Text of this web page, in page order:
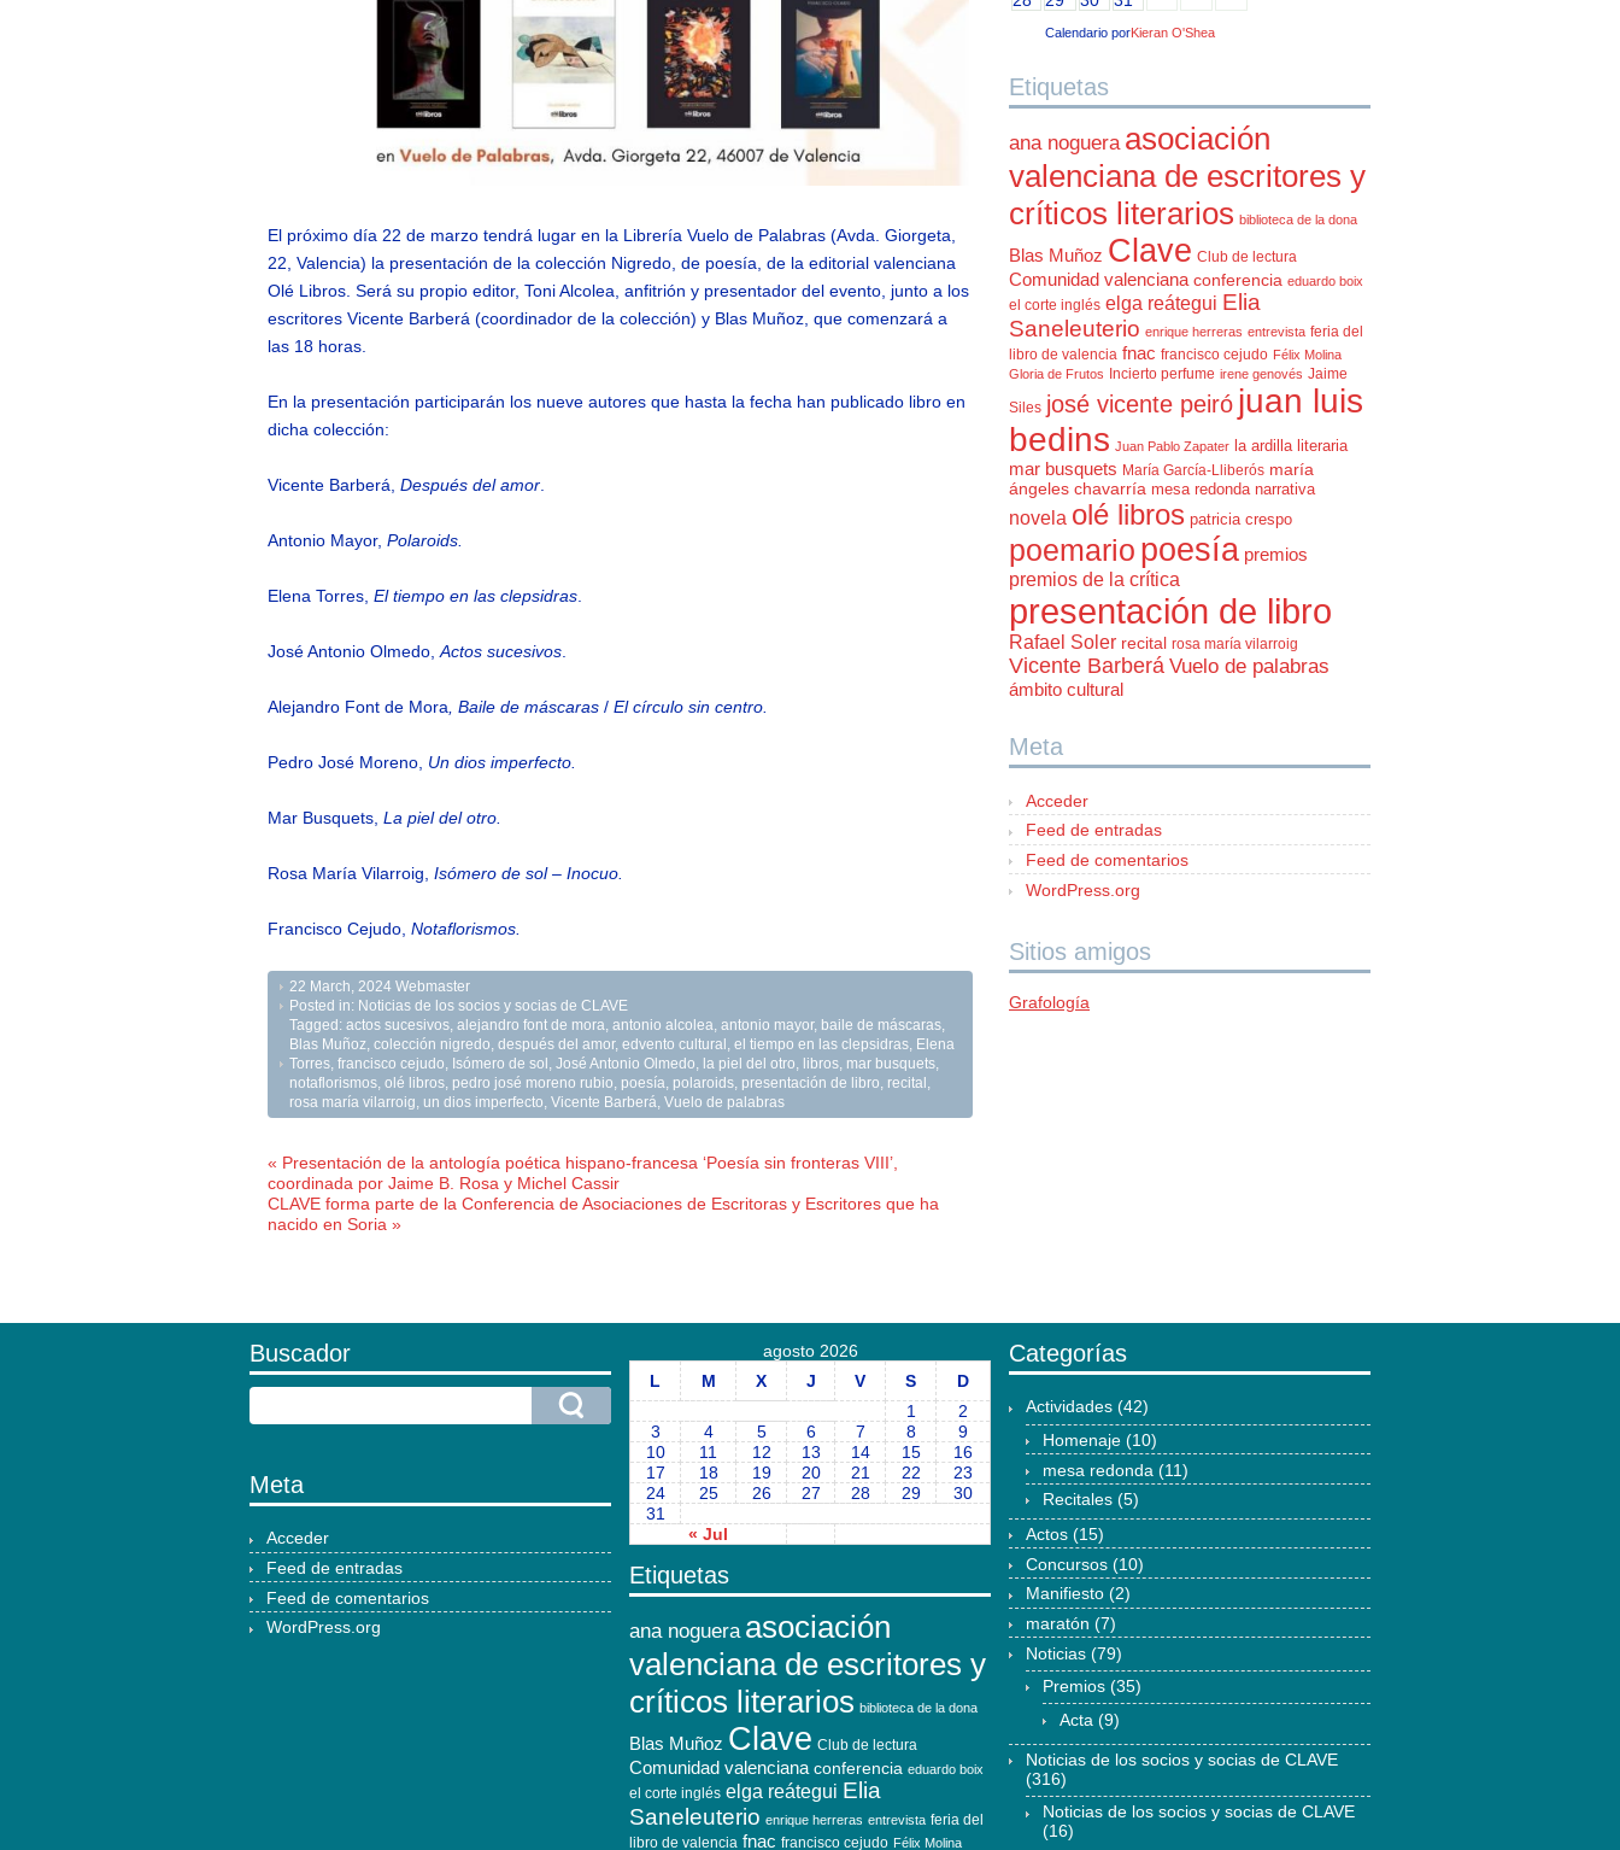
El próximo día 22 de marzo tendrá lugar en la Librería Vuelo de Palabras (Avda. Giorgeta,
22, Valencia) la presentación de la colección Nigredo, de poesía, de la editorial valenciana
Olé Libros. Será su propio editor, Toni Alcolea, anfitrión y presentador del evento, junto a los
escritores Vicente Barberá (coordinador de la colección) y Blas Muñoz, que comenzará a
las 18 horas.
En la presentación participarán los nueve autores que hasta la fecha han publicado libro en
dicha colección:
Vicente Barberá, Después del amor
Antonio Mayor, Polaroids.
Elena Torres, El tiempo en las clepsidras
José Antonio Olmedo, Actos sucesivos
Alejandro Font de Mora , Baile de máscaras / El círculo sin centro.
Pedro José Moreno, Un dios imperfecto.
Mar Busquets, La piel del otro.
Rosa María Vilarroig, Isómero de sol – Inocuo.
Francisco Cejudo, Notaflorismos.
22 March, 2024 Webmaster
Posted in: Noticias de los socios y socias de CLAVE
Tagged: actos sucesivos alejandro font de mora antonio alcolea antonio mayor, baile de máscaras
Blas Muñoz colección nigredo después del amor, edvento cultural el tiempo en las clepsidras
Elena
Torres francisco cejudo Isómero de sol José Antonio Olmedo la piel del otro libros mar busquets
notaflorismos olé libros pedro josé moreno rubio poesía polaroids presentación de libro recital
rosa maría vilarroig
un dios imperfecto Vicente Barberá Vuelo de palabras
« Presentación de la antología poética hispano-francesa ‘Poesía sin fronteras VIII’,
coordinada por Jaime B. Rosa y Michel Cassir
CLAVE forma parte de la Conferencia de Asociaciones de Escritoras y Escritores que ha
nacido en Soria »
Calendario porKieran O'Shea
Etiquetas
ana noguera asociación
valenciana de escritores y
críticos literarios biblioteca de la dona
Blas Muñoz Clave Club de lectura
Comunidad valenciana conferencia eduardo boix
el corte inglés elga reátegui Elia
Saneleuterio enrique herreras entrevista feria del
libro de valencia fnac francisco cejudo Félix Molina
Gloria de Frutos
Incierto perfume irene genovés Jaime
Siles josé vicente peiró juan luis
bedins Juan Pablo Zapater la ardilla literaria
mar busquets María García-Lliberós maría
ángeles chavarría mesa redonda narrativa
novela olé libros patricia crespo
poemario poesía premios
premios de la crítica
presentación de libro
Rafael Soler recital rosa maría vilarroig
Vicente Barberá Vuelo de palabras
ámbito cultural
Meta
Acceder
Feed de entradas
Feed de comentarios
WordPress.org
Sitios amigos
Grafología
Buscador
agosto 2026
L
M X J V S D
« Jul
1
2
3
4 5 6 7 8
9
10
11 12 13 14 15
16
17
18 19 20 21 22
23
24
25 26 27 28 29
30
31
Categorías
Actividades (42)
Homenaje (10)
mesa redonda (11)
Recitales (5)
Actos (15)
Concursos (10)
Manifiesto (2)
maratón (7)
Noticias (79)
Premios (35)
Acta (9)
Noticias de los socios y socias de CLAVE
(316)
Noticias de los socios y socias de CLAVE
(16)
Meta
Acceder
Feed de entradas
Feed de comentarios
WordPress.org
Etiquetas
ana noguera asociación
valenciana de escritores y
críticos literarios biblioteca de la dona
Blas Muñoz Clave Club de lectura
Comunidad valenciana conferencia eduardo boix
el corte inglés elga reátegui Elia
Saneleuterio enrique herreras entrevista feria del
libro de valencia fnac francisco cejudo Félix Molina